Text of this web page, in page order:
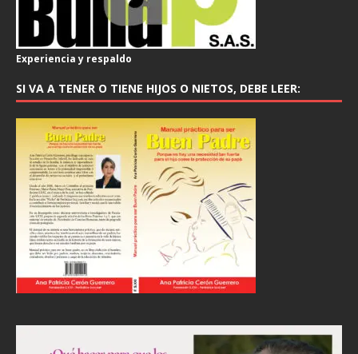
Experiencia y respaldo
SI VA A TENER O TIENE HIJOS O NIETOS, DEBE LEER: